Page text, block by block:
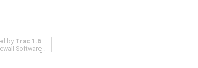
by Trac 1.6
Software .